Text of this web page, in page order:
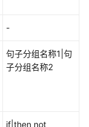
-
句子分组名称1|句
子分组名称2
if|then not